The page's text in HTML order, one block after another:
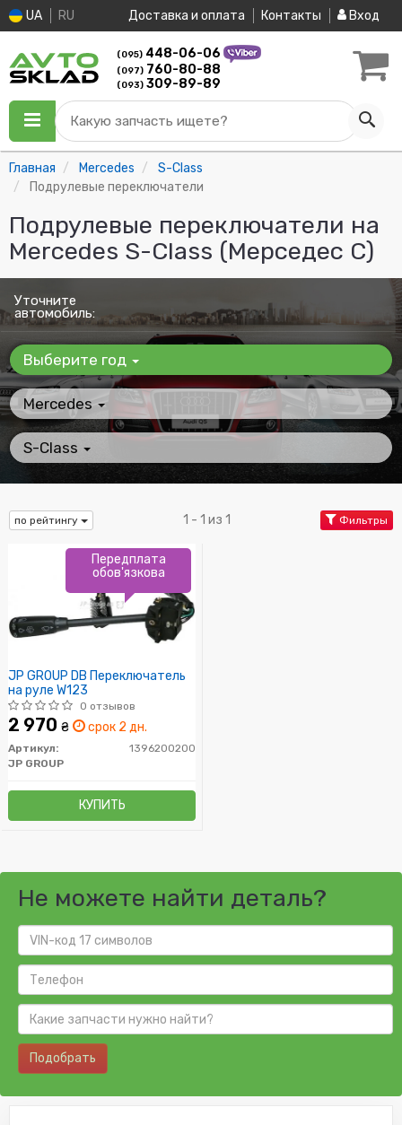
UA RU Доставка и оплата Контакты Вход
(095) 448-06-06
(097) 760-80-88
(093) 309-89-89
Какую запчасть ищете?
Главная Mercedes
S-Class
Подрулевые переключатели
Подрулевые переключатели на
Mercedes S-Class (Мерседес С)
Уточните
автомобиль:
Выберите год
Mercedes
S-Class
по рейтингу 1 - 1 из 1 Фильтры
JP GROUP DB Переключатель
на руле W123
0 отзывов
2 970 ₴ срок 2 дн.
Артикул:
1396200200
JP GROUP
КУПИТЬ
Передплата
обов'язкова
Не можете найти деталь?
Подобрать